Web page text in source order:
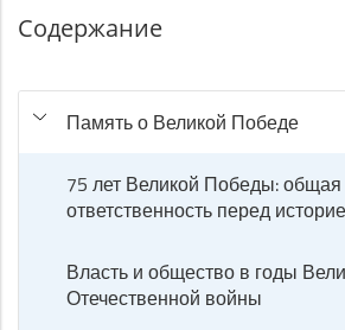
Содержание
Память о Великой Победе
75 лет Великой Победы: общая
ответственность перед
Власть и общество в годы
Отечественной войны